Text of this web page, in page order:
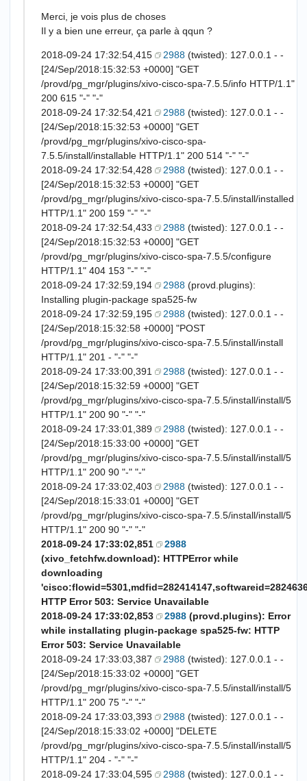
Merci, je vois plus de choses
Il y a bien une erreur, ça parle à qqun ?
2018-09-24 17:32:54,415 2988 (twisted): 127.0.0.1 - -
[24/Sep/2018:15:32:53 +0000] "GET
/provd/pg_mgr/plugins/xivo-cisco-spa-7.5.5/info HTTP/1.1"
200 615 "-" "-"
2018-09-24 17:32:54,421
2988 (twisted): 127.0.0.1 - -
[24/Sep/2018:15:32:53 +0000] "GET
/provd/pg_mgr/plugins/xivo-cisco-spa-
7.5.5/install/installable HTTP/1.1" 200 514 "-" "-"
2018-09-24 17:32:54,428
2988 (twisted): 127.0.0.1 - -
[24/Sep/2018:15:32:53 +0000] "GET
/provd/pg_mgr/plugins/xivo-cisco-spa-7.5.5/install/installed
HTTP/1.1" 200 159 "-" "-"
2018-09-24 17:32:54,433
2988 (twisted): 127.0.0.1 - -
[24/Sep/2018:15:32:53 +0000] "GET
/provd/pg_mgr/plugins/xivo-cisco-spa-7.5.5/configure
HTTP/1.1" 404 153 "-" "-"
2018-09-24 17:32:59,194
2988 (provd.plugins):
Installing plugin-package spa525-fw
2018-09-24 17:32:59,195
2988 (twisted): 127.0.0.1 - -
[24/Sep/2018:15:32:58 +0000] "POST
/provd/pg_mgr/plugins/xivo-cisco-spa-7.5.5/install/install
HTTP/1.1" 201 - "-" "-"
2018-09-24 17:33:00,391
2988 (twisted): 127.0.0.1 - -
[24/Sep/2018:15:32:59 +0000] "GET
/provd/pg_mgr/plugins/xivo-cisco-spa-7.5.5/install/install/5
HTTP/1.1" 200 90 "-" "-"
2018-09-24 17:33:01,389
2988 (twisted): 127.0.0.1 - -
[24/Sep/2018:15:33:00 +0000] "GET
/provd/pg_mgr/plugins/xivo-cisco-spa-7.5.5/install/install/5
HTTP/1.1" 200 90 "-" "-"
2018-09-24 17:33:02,403
2988 (twisted): 127.0.0.1 - -
[24/Sep/2018:15:33:01 +0000] "GET
/provd/pg_mgr/plugins/xivo-cisco-spa-7.5.5/install/install/5
HTTP/1.1" 200 90 "-" "-"
2018-09-24 17:33:02,851
2988
(xivo_fetchfw.download): HTTPError while
downloading
HTTP Error 503: Service Unavailable
2018-09-24 17:33:02,853
2988 (provd.plugins): Error
while installating plugin-package spa525-fw: HTTP
Error 503: Service Unavailable
2018-09-24 17:33:03,387
2988 (twisted): 127.0.0.1 - -
[24/Sep/2018:15:33:02 +0000] "GET
/provd/pg_mgr/plugins/xivo-cisco-spa-7.5.5/install/install/5
HTTP/1.1" 200 75 "-" "-"
2018-09-24 17:33:03,393
2988 (twisted): 127.0.0.1 - -
[24/Sep/2018:15:33:02 +0000] "DELETE
/provd/pg_mgr/plugins/xivo-cisco-spa-7.5.5/install/install/5
HTTP/1.1" 204 - "-" "-"
2018-09-24 17:33:04,595
2988 (twisted): 127.0.0.1 - -